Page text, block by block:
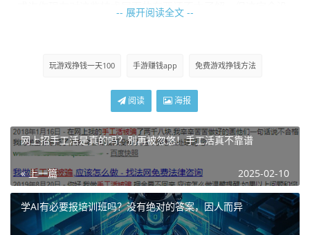
或许你现在对这些技术层面的东西还不太了解，但这完全没
的意愿，是否愿意为了赚钱付出努力！
有些朋友游戏玩得特别厉害，可却不知道该怎么利用游戏来
赚钱。要知道，赚钱首先得明确方向，要是连方向都不清
楚，即便你浑身是劲，也不知道该往哪儿使。就算你游戏水
平再高，没有正确的赚钱方向，也挣不到钱。
目前，游戏赚钱的方式主要有以下几种：
游戏代练，通过帮别人提升游戏账号等级、完成特定游戏任
务来获取报酬；
-- 展开阅读全文 --
玩游戏挣钱一天100 手游赚钱app 免费游戏挣钱方法
阅读 海报
网上招手工活是真的吗？别再被忽悠！手工活真不靠谱
« 上一篇 2025-02-10
学AI有必要报培训班吗？没有绝对的答案，因人而异